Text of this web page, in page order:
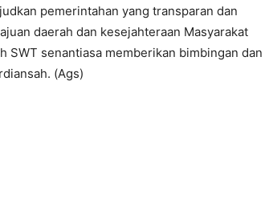
pemerintahan yang transparan dan
daerah dan kesejahteraan Masyarakat
SWT senantiasa memberikan bimbingan dan
(Ags)